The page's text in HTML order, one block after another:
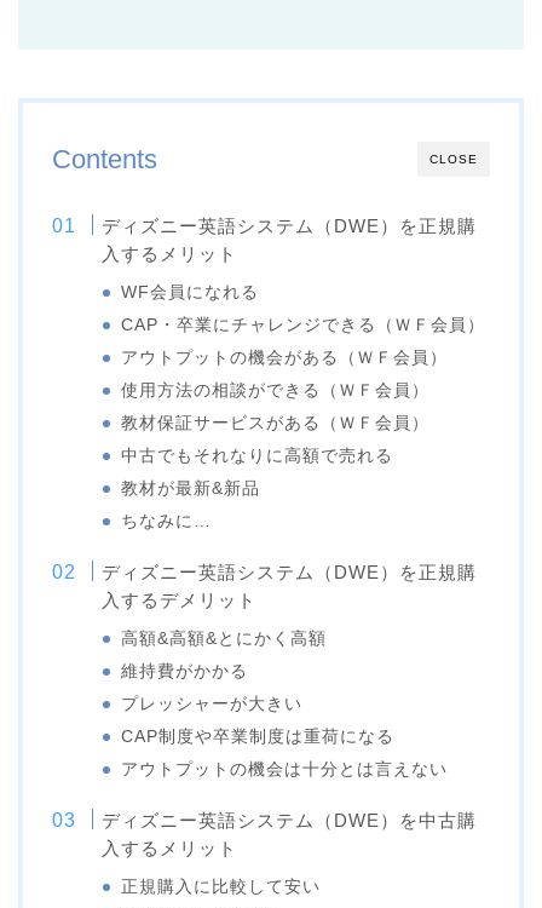
CLOSE
Contents
ディズニー英語システム（DWE）を正規購
入するメリット
WF会員になれる
CAP・卒業にチャレンジできる（ＷＦ会員）
アウトプットの機会がある（ＷＦ会員）
使用方法の相談ができる（ＷＦ会員）
教材保証サービスがある（ＷＦ会員）
中古でもそれなりに高額で売れる
教材が最新&新品
ちなみに…
ディズニー英語システム（DWE）を正規購
入するデメリット
高額&高額&とにかく高額
維持費がかかる
プレッシャーが大きい
CAP制度や卒業制度は重荷になる
アウトプットの機会は十分とは言えない
ディズニー英語システム（DWE）を中古購
入するメリット
正規購入に比較して安い